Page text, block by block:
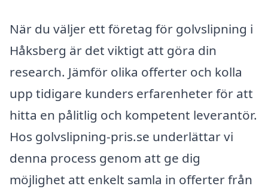
När du väljer ett företag för golvslipning i
Håksberg är det viktigt att göra din
research. Jämför olika offerter och kolla
upp tidigare kunders erfarenheter för att
hitta en pålitlig och kompetent leverantör.
Hos golvslipning-pris.se underlättar vi
denna process genom att ge dig
möjlighet att enkelt samla in offerter från